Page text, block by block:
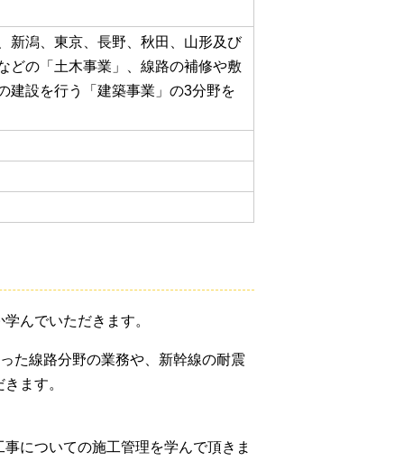
新潟、 東京、長野、秋田、山形及び
どの「土木事業」、線路の補修や敷
建設を行う「 建築事業」の3分野を
んでいただきます。
た線路分野の業務や、新幹線の耐震
ます。
についての施工管理を学んで頂きま